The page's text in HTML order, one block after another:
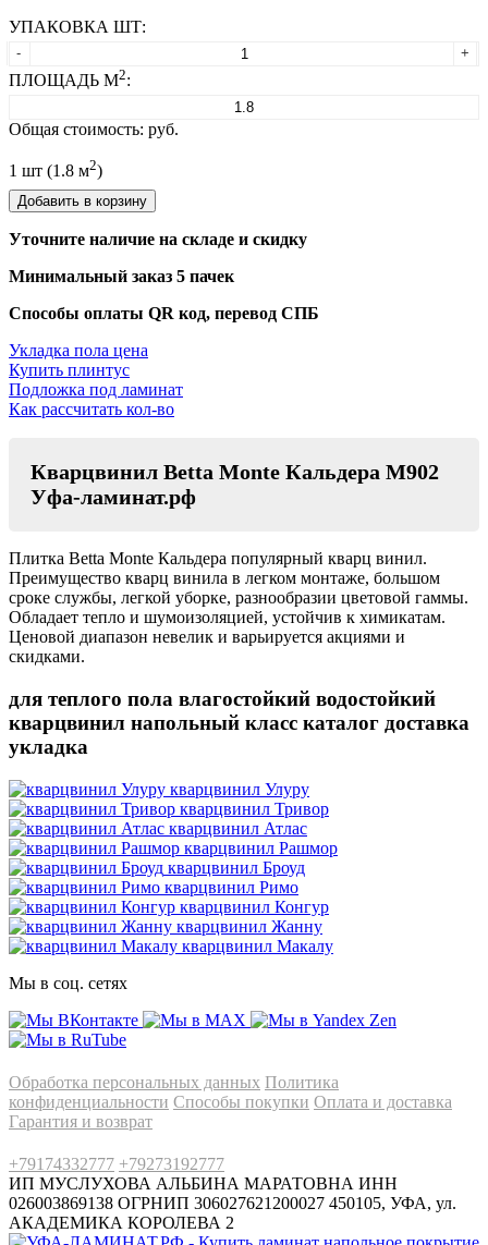
УПАКОВКА ШТ:
+
-
ПЛОЩАДЬ М2:
Общая стоимость: руб.
1 шт (1.8 м2)
Добавить в корзину
Уточните наличие на складе и скидку
Минимальный заказ 5 пачек
Способы оплаты QR код, перевод СПБ
Укладка пола цена
Купить плинтус
Подложка под ламинат
Как рассчитать кол-во
Кварцвинил Betta Monte Кальдера M902
Уфа-ламинат.рф
Плитка Betta Monte Кальдера популярный кварц винил.
Преимущество кварц винила в легком монтаже, большом
сроке службы, легкой уборке, разнообразии цветовой гаммы.
Обладает тепло и шумоизоляцией, устойчив к химикатам.
Ценовой диапазон невелик и варьируется акциями и
скидками.
для теплого пола влагостойкий водостойкий
кварцвинил напольный класс каталог доставка
укладка
кварцвинил Улуру
кварцвинил Тривор
кварцвинил Атлас
кварцвинил Рашмор
кварцвинил Броуд
кварцвинил Римо
кварцвинил Конгур
кварцвинил Жанну
кварцвинил Макалу
Мы в соц. сетях
Обработка персональных данных Политика
конфиденциальности Способы покупки Оплата и доставка
Гарантия и возврат
+79174332777 +79273192777
ИП МУСЛУХОВА АЛЬБИНА МАРАТОВНА ИНН
026003869138 ОГРНИП 306027621200027 450105, УФА, ул.
АКАДЕМИКА КОРОЛЕВА 2